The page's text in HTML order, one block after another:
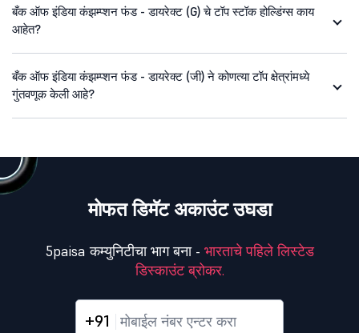
बँक ऑफ इंडिया कंझम्प्शन फंड - डायरेक्ट (G) चे टॉप स्टॉक होल्डिंग्स काय
आहेत?
बँक ऑफ इंडिया कंझम्प्शन फंड - डायरेक्ट (जी) ने कोणत्या टॉप क्षेत्रांमध्ये
गुंतवणूक केली आहे?
मोफत डिमॅट अकाउंट उघडा
5paisa कम्युनिटीचा भाग बना - भारताचे पहिले लिस्टेड
डिस्काउंट ब्रोकर.
+91